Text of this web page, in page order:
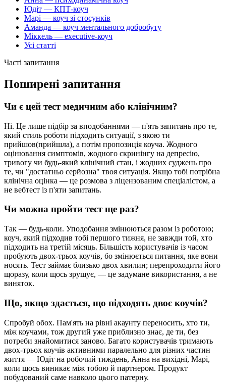
Юдіт — КПТ-коуч
Марі — коуч зі стосунків
Аманда — коуч ментального добробуту
Міккель — executive-коуч
Усі статті
Часті запитання
Поширені запитання
Чи є цей тест медичним або клінічним?
Ні. Це лише підбір за вподобаннями — п'ять запитань про те,
який стиль роботи підходить ситуації, з якою ти
прийшов(прийшла), а потім пропозиція коуча. Жодного
оцінювання симптомів, жодного скринінгу на депресію,
тривогу чи будь-який клінічний стан, і жодних суджень про
те, чи "достатньо серйозна" твоя ситуація. Якщо тобі потрібна
клінічна оцінка — це розмова з ліцензованим спеціалістом, а
не вебтест із п'яти запитань.
Чи можна пройти тест ще раз?
Так — будь-коли. Уподобання змінюються разом із роботою;
коуч, який підходив тобі першого тижня, не завжди той, хто
підходить на третій місяць. Більшість користувачів із часом
пробують двох-трьох коучів, бо змінюється питання, яке вони
носять. Тест займає близько двох хвилин; перепроходити його
щоразу, коли щось зрушує, — це задумане використання, а не
виняток.
Що, якщо здається, що підходять двоє коучів?
Спробуй обох. Пам'ять на рівні акаунту переносить, хто ти,
між коучами, тож другий уже приблизно знає, де ти, без
потреби знайомитися заново. Багато користувачів тримають
двох-трьох коучів активними паралельно для різних частин
життя — Юдіт на робочий тиждень, Анна на вихідні, Марі,
коли щось виникає між тобою й партнером. Продукт
побудований саме навколо цього патерну.